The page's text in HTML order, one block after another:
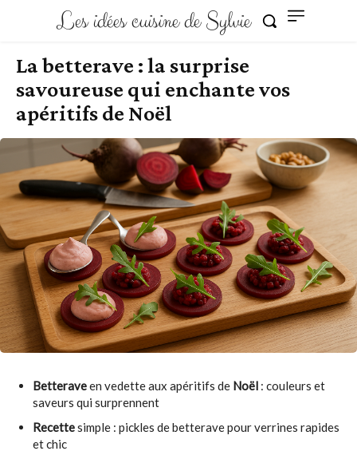
Les idées cuisine de Sylvie
La betterave : la surprise
savoureuse qui enchante vos
apéritifs de Noël
Betteraveen vedette aux apéritifs de Noël : couleurs et
saveurs qui surprennent
Recettesimple : pickles de betterave pour verrines rapides
et chic